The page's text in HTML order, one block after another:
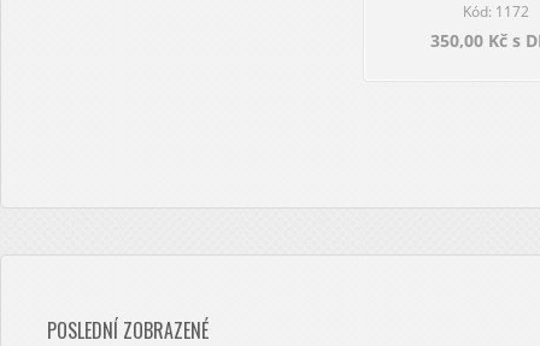
Kód: 1172
350,00 Kč s
POSLEDNÍ ZOBRAZENÉ